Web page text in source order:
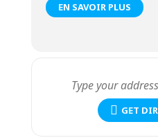
EN SAVOIR PLUS
GET